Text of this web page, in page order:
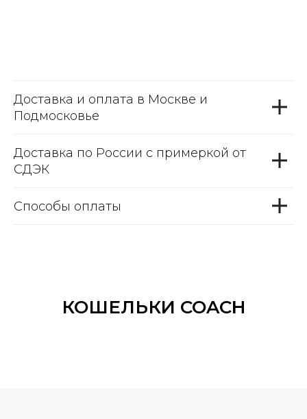
Доставка и оплата в Москве и
Подмосковье
Доставка по России с примеркой от
СДЭК
Способы оплаты
КОШЕЛЬКИ COACH